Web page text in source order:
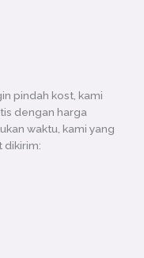
pindah kost, kami
dengan harga
waktu, kami yang
dikirim: